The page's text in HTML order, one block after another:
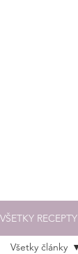
VŠETKY RECEPTY
Všetky články